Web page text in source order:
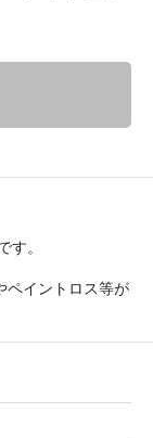
す。
ペイントロス等が